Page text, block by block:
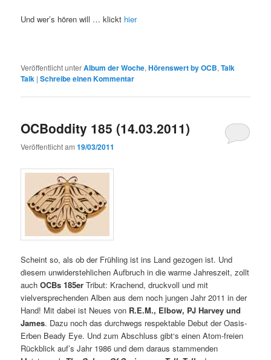
Und wer’s hören will … klickt hier
Veröffentlicht unterAlbum der Woche,Hörenswert by OCB,Talk
Talk |Schreibe einen Kommentar
OCBoddity 185 (14.03.2011)
Veröffentlicht am19/03/2011
Scheint so, als ob der Frühling ist ins Land gezogen ist. Und
diesem unwiderstehlichen Aufbruch in die warme Jahreszeit, zollt
auchOCBs 185erTribut: Krachend, druckvoll und mit
vielversprechenden Alben aus dem noch jungen Jahr 2011 in der
Hand! Mit dabei ist Neues von R.E.M., Elbow, PJ Harvey und
James. Dazu noch das durchwegs respektable Debut der Oasis-
Erben Beady Eye. Und zum Abschluss gibt‘s einen Atom-freien
Rückblick auf’s Jahr 1986 und dem daraus stammenden